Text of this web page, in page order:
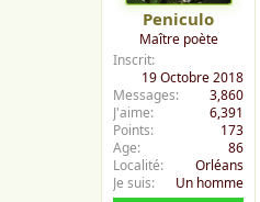
Peniculo
Maître poète
Inscrit
19 Octobre 2018
Messages
3,860
J'aime
6,391
Points
173
Age
86
Localité
Orléans
Je suis
Un homme